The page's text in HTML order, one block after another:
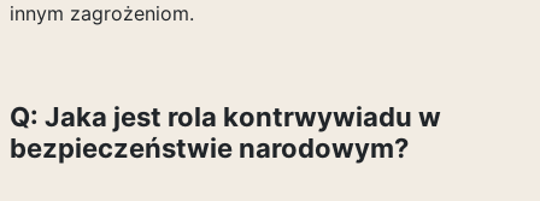
innym zagrożeniom.
Q: Jaka jest rola kontrwywiadu w
bezpieczeństwie narodowym?